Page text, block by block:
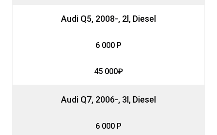
Audi Q5, 2008-, 2l, Diesel
6 000 Р
45 000₽
Audi Q7, 2006-, 3l, Diesel
6 000 Р